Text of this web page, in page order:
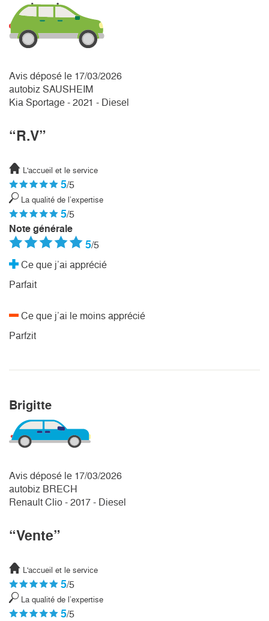
Avis déposé le 17/03/2026
autobiz SAUSHEIM
Kia Sportage - 2021 - Diesel
“R.V”
L'accueil et le service
5/5
La qualité de l’expertise
5/5
Note générale
5/5
Ce que j’ai apprécié
Parfait
Ce que j’ai le moins apprécié
Parfzit
Brigitte
Avis déposé le 17/03/2026
autobiz BRECH
Renault Clio - 2017 - Diesel
“Vente”
L'accueil et le service
5/5
La qualité de l’expertise
5/5